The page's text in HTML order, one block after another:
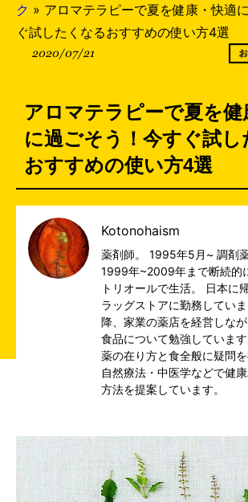
ク » アロマテラピーで夏を健康・快適
ぐ試したくなるおすすめの使い方4選
2020/07/21
アロマテラピーで夏を健
に過ごそう！今すぐ試し
おすすめの使い方4選
Kotonohaism
薬剤師。 1995年5月~ 調剤薬
1999年~2009年まで断続的
トリオールで生活。 日本に
ラッグストアに勤務してい
降、家業の薬店を経営しな
食品について勉強していま
薬の在り方と食全般に疑問
自然療法・中医学などで健
方法を提案しています。